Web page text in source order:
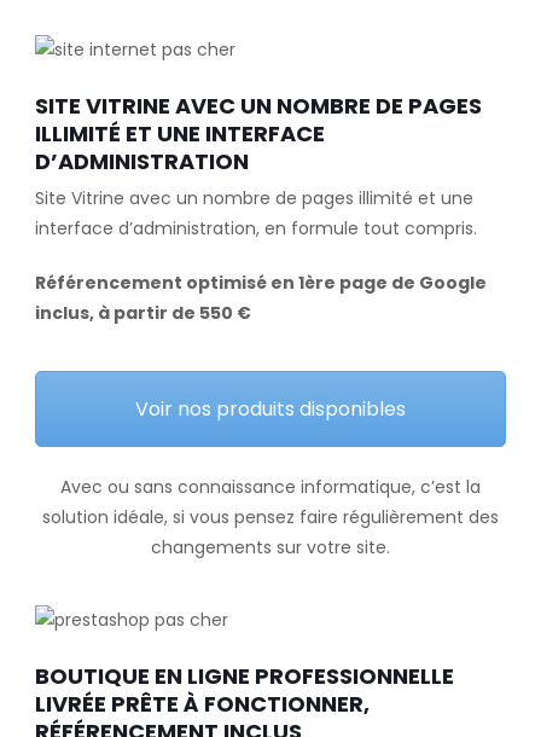
SITE VITRINE AVEC UN NOMBRE DE PAGES
ILLIMITÉ ET UNE INTERFACE
D’ADMINISTRATION
Site Vitrine avec un nombre de pages illimité et une
interface d’administration, en formule tout compris.
Référencement optimisé en 1ère page de Google
inclus, à partir de 550 €
Voir nos produits disponibles
Avec ou sans connaissance informatique, c’est la
solution idéale, si vous pensez faire régulièrement des
changements sur votre site.
BOUTIQUE EN LIGNE PROFESSIONNELLE
LIVRÉE PRÊTE À FONCTIONNER,